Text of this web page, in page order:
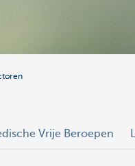
Vrije Beroepen